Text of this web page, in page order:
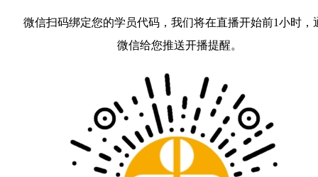
微信扫码绑定您的学员代码，我们将在直播开始前1小时，
微信给您推送开播提醒。